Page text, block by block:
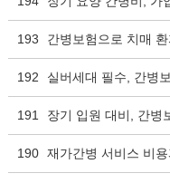
193 간병보험으로 치매
192 실버세대 필수, 간병
191 장기 입원 대비, 간병
190 재가간병 서비스 비